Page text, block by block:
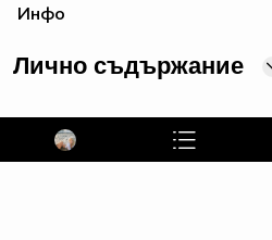
Инфо
Лично съдържание